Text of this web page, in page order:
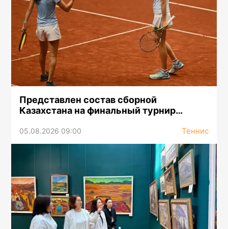
Представлен состав сборной
Казахстана на финальный турнир
05.08.2026 09:00 Теннис